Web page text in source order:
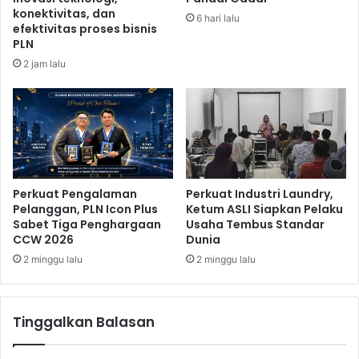
r
N
g
r
a
h
R
a
i
,
K
e
t
u
R
:
a
r
u
s
k
u
t
S
u
k
s
e
s
k
a
P
k
konektivitas, dan
efektivitas proses bisnis
PLN
2 jam lalu
6 hari lalu
Perkuat Pengalaman
Pelanggan, PLN Icon Plus
Sabet Tiga Penghargaan
CCW 2026
2 minggu lalu
Perkuat Industri Laundry,
Ketum ASLI Siapkan Pelaku
Usaha Tembus Standar
Dunia
2 minggu lalu
Tinggalkan Balasan